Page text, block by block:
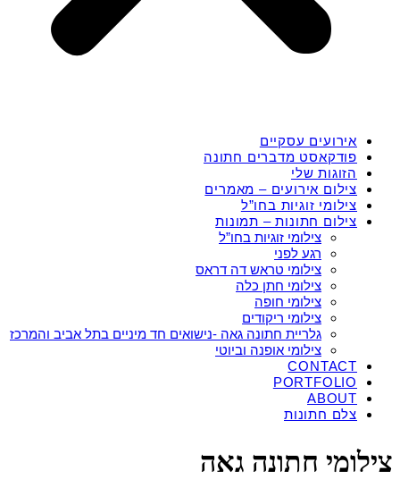
אירועים עסקיים
פודקאסט מדברים חתונה
הזוגות שלי
צילום אירועים – מאמרים
צילומי זוגיות בחו”ל
צילום חתונות – תמונות
צילומי זוגיות בחו”ל
רגע לפני
צילומי טראש דה דראס
צילומי חתן כלה
צילומי חופה
צילומי ריקודים
גלריית חתונה גאה -נישואים חד מיניים בתל אביב והמרכז
צילומי אופנה וביוטי
CONTACT
PORTFOLIO
ABOUT
צלם חתונות
צילומי חתונה גאה